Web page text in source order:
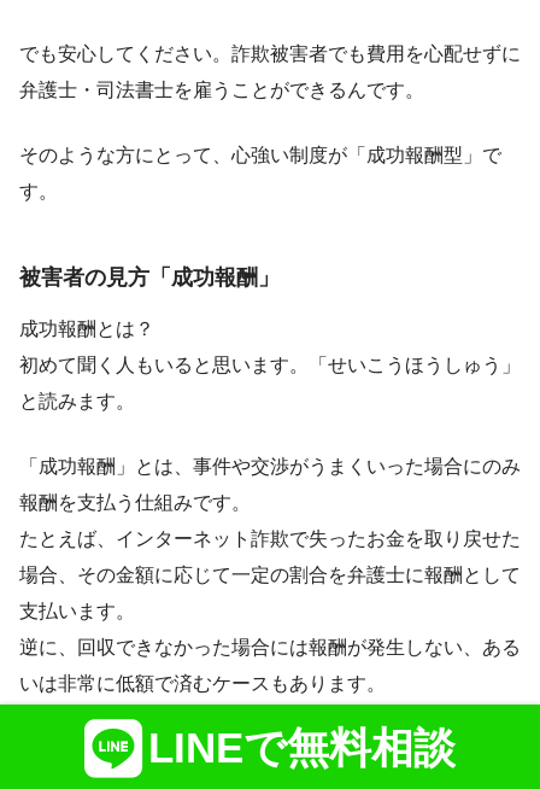
でも安心してください。詐欺被害者でも費用を心配せずに
弁護士・司法書士を雇うことができるんです。
そのような方にとって、心強い制度が「成功報酬型」で
す。
被害者の見方「成功報酬」
成功報酬とは？
初めて聞く人もいると思います。「せいこうほうしゅう」
と読みます。
「成功報酬」とは、事件や交渉がうまくいった場合にのみ
報酬を支払う仕組みです。
たとえば、インターネット詐欺で失ったお金を取り戻せた
場合、その金額に応じて一定の割合を弁護士に報酬として
支払います。
逆に、回収できなかった場合には報酬が発生しない、ある
いは非常に低額で済むケースもあります。
利用者にとってのメリット
LINEで無料相談